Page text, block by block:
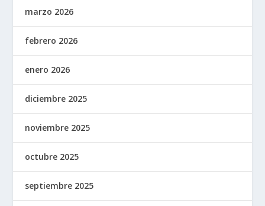
marzo 2026
febrero 2026
enero 2026
diciembre 2025
noviembre 2025
octubre 2025
septiembre 2025